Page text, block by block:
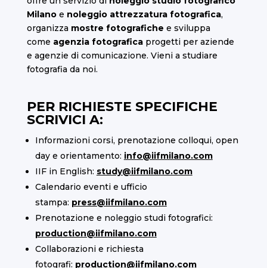
Milano e noleggio attrezzatura fotografica,
organizza mostre fotografiche e sviluppa
come agenzia fotograficaprogetti per aziende
e agenzie di comunicazione. Vieni a studiare
fotografia da noi.
PER RICHIESTE SPECIFICHE
SCRIVICI A:
Informazioni corsi, prenotazione colloqui, open
day e orientamento: info@iifmilano.com
IIF in English: study@iifmilano.com
Calendario eventi e ufficio
stampa: press@iifmilano.com
Prenotazione e noleggio studi fotografici:
production@iifmilano.com
Collaborazioni e richiesta
fotografi: production@iifmilano.com